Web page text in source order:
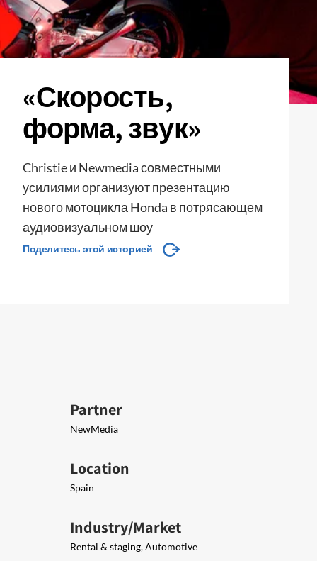
«Скорость,
форма, звук»
Christie и Newmedia совместными
усилиями организуют презентацию
нового мотоцикла Honda в потрясающем
аудиовизуальном шоу
Поделитесь этой историей
Partner
NewMedia
Location
Spain
Industry/Market
Rental & staging, Automotive